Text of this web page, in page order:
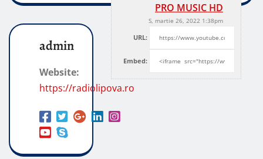
PRO MUSIC HD
S, martie 26, 2022 1:38pm
URL:
Embed:
admin
Website:
https://radiolipova.ro